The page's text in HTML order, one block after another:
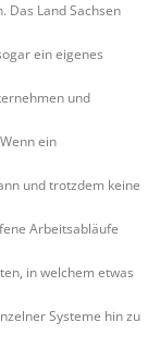
Das Land Sachsen
ein eigenes
und
ein
und trotzdem keine
Arbeitsabläufe
in welchem etwas
Systeme hin zu